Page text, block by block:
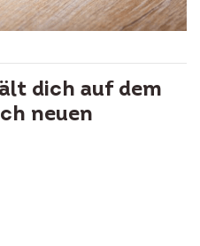
dich auf dem
neuen